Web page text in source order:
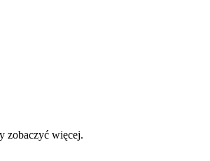
zobaczyć więcej.